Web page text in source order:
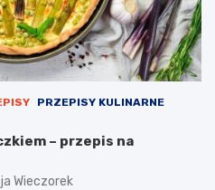
PRZEPISY KULINARNE
– przepis na
Wieczorek